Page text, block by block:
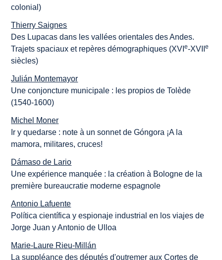
colonial)
Thierry Saignes
Des Lupacas dans les vallées orientales des Andes.
Trajets spaciaux et repères démographiques (XVIe-XVIIe
siècles)
Julián Montemayor
Une conjoncture municipale : les propios de Tolède
(1540-1600)
Michel Moner
Ir y quedarse : note à un sonnet de Góngora ¡A la
mamora, militares, cruces!
Dámaso de Lario
Une expérience manquée : la création à Bologne de la
première bureaucratie moderne espagnole
Antonio Lafuente
Política científica y espionaje industrial en los viajes de
Jorge Juan y Antonio de Ulloa
Marie-Laure Rieu-Millán
La suppléance des députés d'outremer aux Cortes de